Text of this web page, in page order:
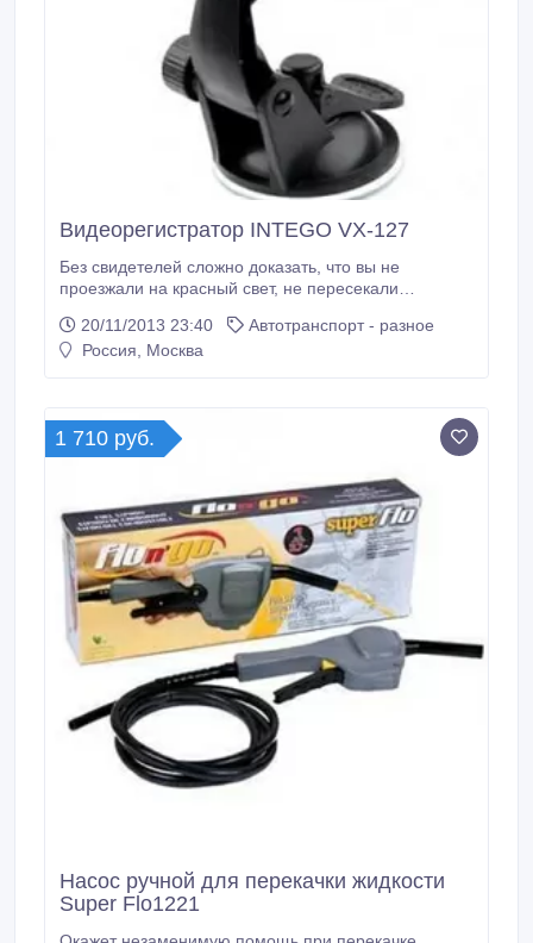
Видеорегистратор INTEGO VX-127
Без свидетелей сложно доказать, что вы не
проезжали на красный свет, не пересекали
здесь и поможет видеорегистратор, который
запишет все, что происходит на дороге. NTEGO VX-
Функции циклической записи и ночного режима
помогут заснять видео в разных ситуациях.
20/11/2013 23:40
Автотранспорт - разное
Россия, Москва
1 710 руб.
Насос ручной для перекачки жидкости
Super Flo1221